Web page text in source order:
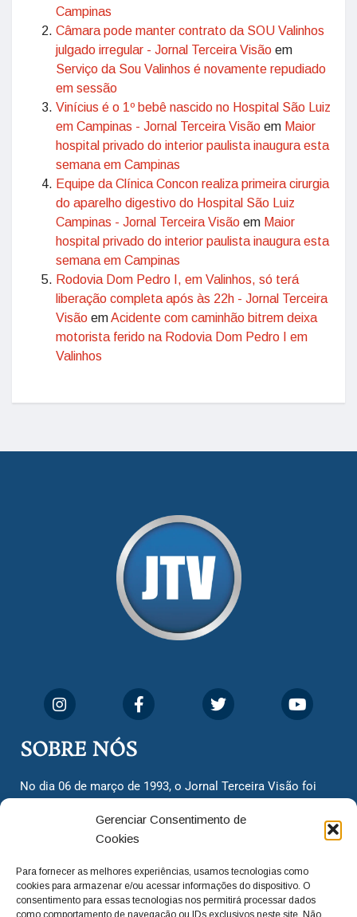
Gerenciar Consentimento de
Cookies
Para fornecer as melhores experiências, usamos tecnologias como
cookies para armazenar e/ou acessar informações do dispositivo. O
consentimento para essas tecnologias nos permitirá processar dados
como comportamento de navegação ou IDs exclusivos neste site. Não
Campinas
Câmara pode manter contrato da SOU Valinhos
julgado irregular - Jornal Terceira Visão em
Serviço da Sou Valinhos é novamente repudiado
em sessão
Vinícius é o 1º bebê nascido no Hospital São Luiz
em Campinas - Jornal Terceira Visão em Maior
hospital privado do interior paulista inaugura esta
semana em Campinas
Equipe da Clínica Concon realiza primeira cirurgia
do aparelho digestivo do Hospital São Luiz
Campinas - Jornal Terceira Visão em Maior
hospital privado do interior paulista inaugura esta
semana em Campinas
Rodovia Dom Pedro I, em Valinhos, só terá
liberação completa após às 22h - Jornal Terceira
Visão emAcidente com caminhão bitrem deixa
motorista ferido na Rodovia Dom Pedro I em
Valinhos
SOBRE NÓS
No dia 06 de março de 1993, o Jornal Terceira Visão foi
cidadãos valinhenses, já que naquela época só existiam
dois jornais. Há mais de 30 anos, o jornal continua
com o foco de trazer as melhores notícias. Nunca
deixamos de lado as necessidades do cidadão, sempre